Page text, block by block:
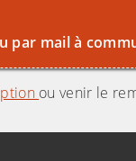
par mail à
ou venir le